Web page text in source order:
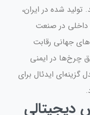
شده در ایران،
داخلی در صنعت
جهانی رقابت
چرخ‌ها در ایمنی
گزینه‌ای ایدئال برای
دیجیتالی